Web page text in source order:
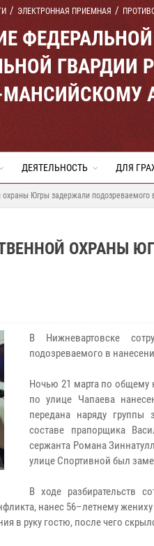
ЭЛЕКТРОННАЯ ПРИЕМНАЯ
ГВАРДИИ
ДЕЯТЕЛЬНОСТЬ ДЛЯ
охраны Югры задержали
ОХРАНЫ
В Нижневартовске
подозреваемого в
Ночью 21 марта по общему
по улице Чапаева
передана наряду группы
составе прапорщика
сержанта Романа
улице Спортивной был
В ходе разбирательств
нанес 56–летнему
в руку гостю, после чего